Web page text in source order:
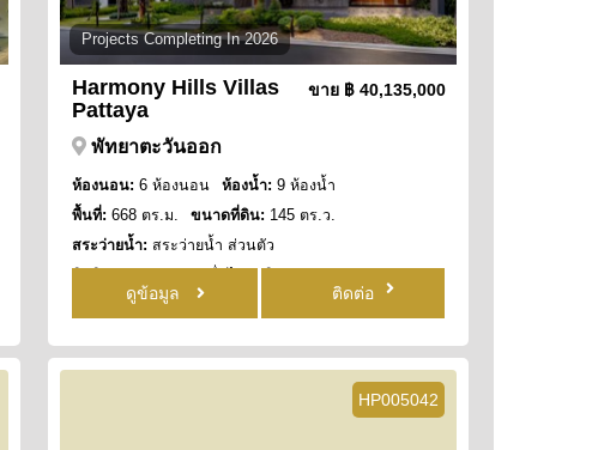
Projects Completing In 2026
Harmony Hills Villas
Pattaya
ขาย ฿ 40,135,000
พัทยาตะวันออก
ห้องนอน: 6 ห้องนอน ห้องน้ำ: 9 ห้องน้ำ
พื้นที่: 668 ตร.ม. ขนาดที่ดิน: 145 ตร.ว.
สระว่ายน้ำ: สระว่ายน้ำ ส่วนตัว
ดูข้อมูล ติดต่อ
HP005042